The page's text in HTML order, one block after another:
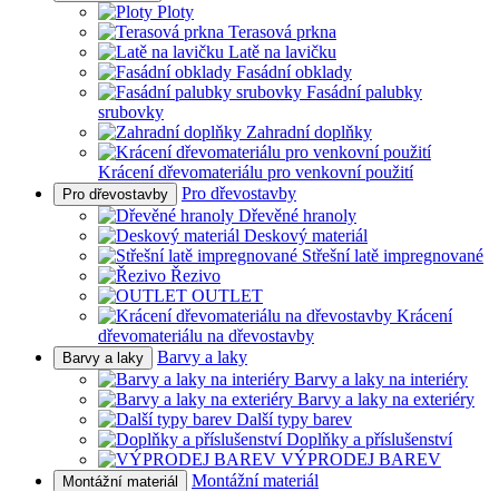
Ploty
Terasová prkna
Latě na lavičku
Fasádní obklady
Fasádní palubky
srubovky
Zahradní doplňky
Krácení dřevomateriálu pro venkovní použití
Pro dřevostavby
Pro dřevostavby
Dřevěné hranoly
Deskový materiál
Střešní latě impregnované
Řezivo
OUTLET
Krácení
dřevomateriálu na dřevostavby
Barvy a laky
Barvy a laky
Barvy a laky na interiéry
Barvy a laky na exteriéry
Další typy barev
Doplňky a příslušenství
VÝPRODEJ BAREV
Montážní materiál
Montážní materiál